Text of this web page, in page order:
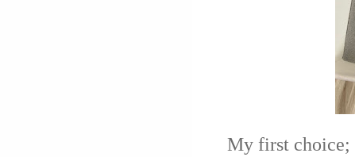
My first choice;